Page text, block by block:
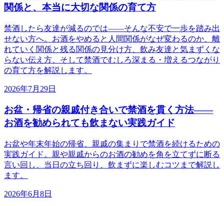
関係と、本当に大切な関係の育て方
禁酒したら友達が減るのでは——そんな不安で一歩を踏み出
せない方へ。お酒をやめると人間関係がなぜ変わるのか、離
れていく関係と残る関係の見分け方、飲み友達と気まずくな
らない伝え方、そして禁酒でむしろ深まる・増えるつながり
の育て方を解説します。
2026年7月29日
お盆・帰省の親戚付き合いで禁酒を貫く方法——
お酒を勧められても飲まない実践ガイド
お盆や年末年始の帰省、親戚の集まりで禁酒を続けるための
実践ガイド。親や親戚からのお酒の勧めを角を立てずに断る
言い回し、当日の立ち回り、飲まずに楽しむコツまで解説し
ます。
2026年6月8日